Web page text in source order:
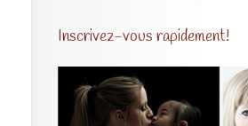
Inscrivez-vous rapidement!